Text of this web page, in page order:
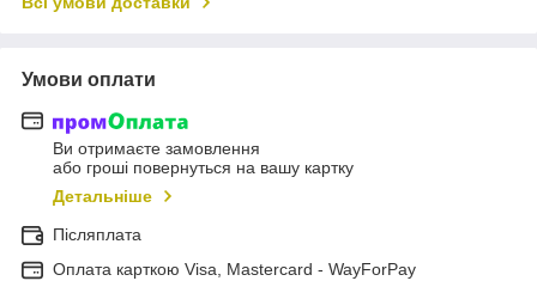
Умови оплати
Ви отримаєте замовлення
або гроші повернуться на вашу картку
Детальніше
Післяплата
Оплата карткою Visa, Mastercard - WayForPay